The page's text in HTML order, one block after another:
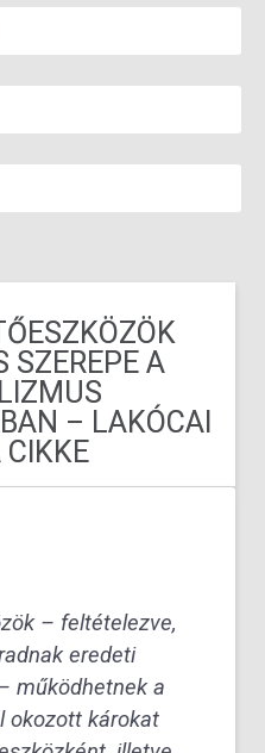
SZEREPE A
– LAKÓCAI
CIKKE
– feltételezve,
eredeti
működhetnek a
okozott károkat